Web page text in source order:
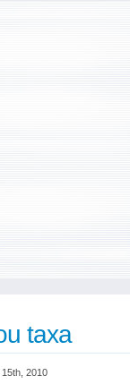
taxa
2010